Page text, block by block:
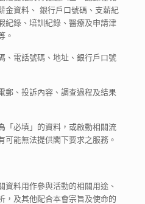
金資料、 銀行戶口號碼、支薪紀
紀錄、培訓紀錄、醫療及申請津
。
、電話號碼、地址、銀行戶口號
郵、投訴內容、調查過程及結果
「必填」的資料，或啟動相關流
可能無法提供閣下要求之服務。
資料用作參與活動的相關用途、
，及其他配合本會宗旨及使命的